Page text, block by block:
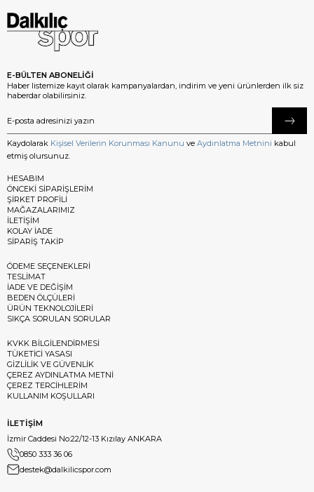
E-BÜLTEN ABONELİĞİ
Haber listemize kayıt olarak kampanyalardan, indirim ve yeni ürünlerden ilk siz
haberdar olabilirsiniz.
Kaydolarak Kişisel Verilerin Korunması Kanunu ve Aydınlatma Metnini kabul
etmiş olursunuz.
HESABIM
ÖNCEKİ SİPARİŞLERİM
ŞİRKET PROFİLİ
MAĞAZALARIMIZ
İLETİŞİM
KOLAY İADE
SİPARİŞ TAKİP
ÖDEME SEÇENEKLERİ
TESLİMAT
İADE VE DEĞİŞİM
BEDEN ÖLÇÜLERİ
ÜRÜN TEKNOLOJİLERİ
SIKÇA SORULAN SORULAR
KVKK BİLGİLENDİRMESİ
TÜKETİCİ YASASI
GİZLİLİK VE GÜVENLİK
ÇEREZ AYDINLATMA METNİ
ÇEREZ TERCİHLERİM
KULLANIM KOŞULLARI
İLETİŞİM
İzmir Caddesi No:22/12-13 Kızılay ANKARA
0850 333 36 06
destek@dalkilicspor.com